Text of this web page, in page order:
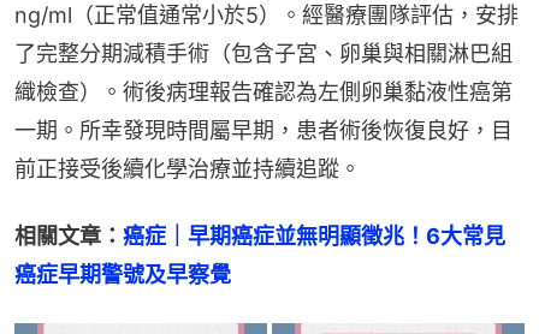
ng/ml（正常值通常小於5）。經醫療團隊評估，安排
了完整分期減積手術（包含子宮、卵巢與相關淋巴組
織檢查）。術後病理報告確認為左側卵巢黏液性癌第
一期。所幸發現時間屬早期，患者術後恢復良好，目
前正接受後續化學治療並持續追蹤。
相關文章： 癌症｜早期癌症並無明顯徵兆！6大常見
癌症早期警號及早察覺